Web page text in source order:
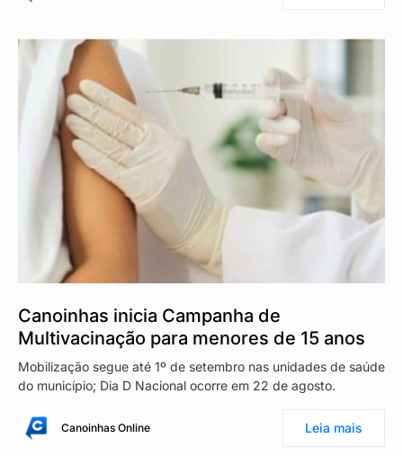
Canoinhas inicia Campanha de
Multivacinação para menores de 15 anos
Mobilização segue até 1º de setembro nas unidades de saúde
do município; Dia D Nacional ocorre em 22 de agosto.
Canoinhas Online Leia mais